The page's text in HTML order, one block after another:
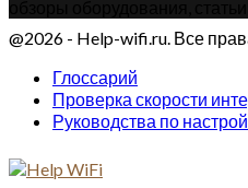
@2026 - Help-wifi.ru. Все
Глоссарий
Проверка скорости
Руководства по